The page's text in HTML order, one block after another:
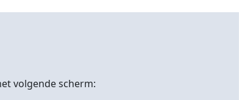
volgende scherm: